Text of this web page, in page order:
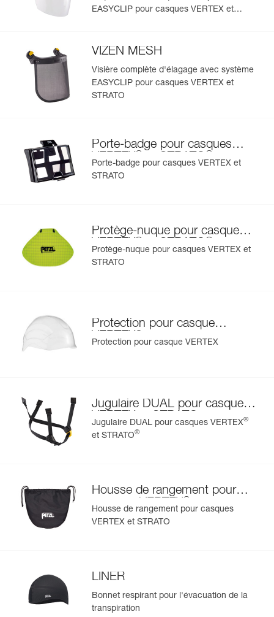
- protection pour casque permettant de préserver la
rayons du soleil,
- porte-badge pour identifier rapidement l'utilisateur,
- jugulaire et mousse interchangeables,
- protections auditives,
- disponible en deux couleurs haute visibilité : jaune et
EASYCLIP pour casques VERTEX et
VIZEN MESH
Visière complète d'élagage avec système
EASYCLIP pour casques VERTEX et
STRATO
Porte-badge pour casques
VERTEX
et STRATO
Porte-badge pour casques VERTEX et
STRATO
Protège-nuque pour casques
VERTEX
Protège-nuque pour casques VERTEX et
STRATO
Protection pour casque
VERTEX
Protection pour casque VERTEX
Jugulaire DUAL pour casques
VERTEX et STRATO
Jugulaire DUAL pour casques VERTEX®
et STRATO®
Housse de rangement pour
casques VERTEX
STRATO ®
Housse de rangement pour casques
VERTEX et STRATO
LINER
Bonnet respirant pour l'évacuation de la
transpiration